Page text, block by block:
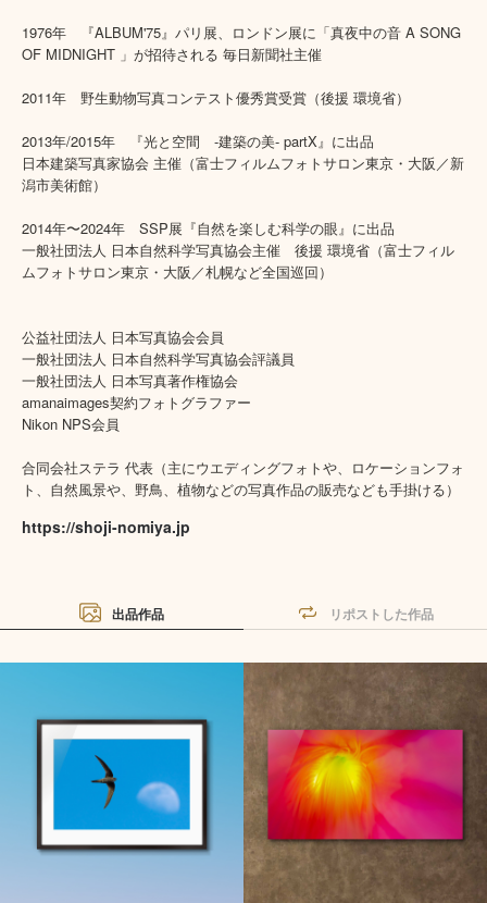
1976年 『ALBUM'75』パリ展、ロンドン展に「真夜中の音 A SONG
OF MIDNIGHT 」が招待される 毎日新聞社主催
2011年 野生動物写真コンテスト優秀賞受賞（後援 環境省）
2013年/2015年 『光と空間 -建築の美- partX』に出品
日本建築写真家協会 主催（富士フィルムフォトサロン東京・大阪／新
潟市美術館）
2014年〜2024年 SSP展『自然を楽しむ科学の眼』に出品
一般社団法人 日本自然科学写真協会主催 後援 環境省（富士フィル
ムフォトサロン東京・大阪／札幌など全国巡回）
公益社団法人 日本写真協会会員
一般社団法人 日本自然科学写真協会評議員
一般社団法人 日本写真著作権協会
amanaimages契約フォトグラファー
Nikon NPS会員
合同会社ステラ 代表（主にウエディングフォトや、ロケーションフォ
ト、自然風景や、野鳥、植物などの写真作品の販売なども手掛ける）
https://shoji-nomiya.jp
出品作品 リポストした作品